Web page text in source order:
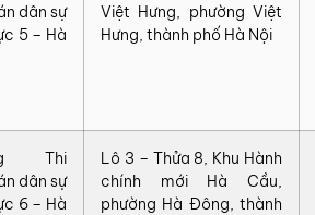
dân sự
5 – Hà
Việt Hưng, phường Việt
Hưng, thành phố Hà Nội
Thi
dân sự
6 – Hà
Lô 3 – Thửa 8, Khu Hành
chính mới Hà Cầu,
phường Hà Đông, thành